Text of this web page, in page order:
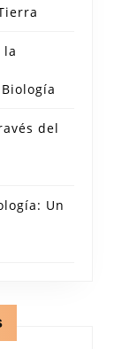
la
del
Un